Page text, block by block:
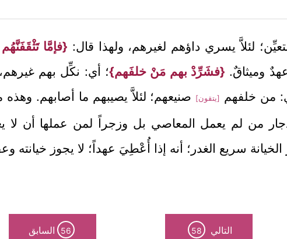
لئلاَّ يسري داؤهم لغيرهم، ولهذا قال: {فإمَّا
وميثاقٌ. {فشَرِّدْ بهم مَنْ خلفَهم}؛ أي: نكِّل بهم
من خلفهم [يتقون] صنيعهم؛ لئلاَّ يصيبهم ما أصابهم. وهذه
من لم يعمل المعاصي بل وزجراً لمن عملها أن لا
سريع الغدر؛ أنه إذا أُعْطِيَ عهداً؛ لا يجوز خيانته
التالي 58
56 السابق